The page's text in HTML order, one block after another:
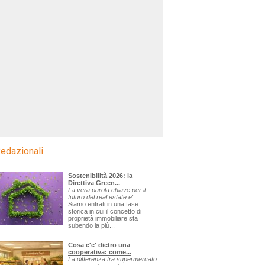
Sostenibilità 2026: la
Direttiva Green...
La vera parola chiave per il
futuro del real estate e'...
Siamo entrati in una fase
storica in cui il concetto di
proprietà immobiliare sta
subendo la più...
Cosa c'e' dietro una
cooperativa: come...
La differenza tra supermercato